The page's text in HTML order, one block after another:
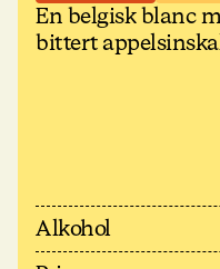
En belgisk blanc
bittert
Alkohol